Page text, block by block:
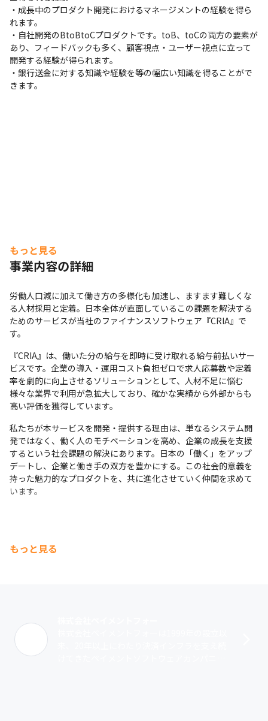
・成長中のプロダクト開発におけるマネージメントの経験を得ら
れます。
・自社開発のBtoBtoCプロダクトです。toB、toCの両方の要素が
あり、フィードバックも多く、顧客視点・ユーザー視点に立って
開発する経験が得られます。
・銀行送金に対する知識や経験を等の幅広い知識を得ることがで
きます。
もっと見る
事業内容の詳細
労働人口減に加えて働き方の多様化も加速し、ますます難しくな
る人材採用と定着。日本全体が直面しているこの課題を解決する
ためのサービスが当社のファイナンスソフトウェア『CRIA』で
す。
『CRIA』は、働いた分の給与を即時に受け取れる給与前払いサー
ビスです。企業の導入・運用コスト負担ゼロで求人応募数や定着
率を劇的に向上させるソリューションとして、人材不足に悩む
様々な業界で利用が急拡大しており、確かな実績から外部からも
高い評価を獲得しています。
私たちが本サービスを開発・提供する理由は、単なるシステム開
発ではなく、働く人のモチベーションを高め、企業の成長を支援
するという社会課題の解決にあります。日本の「働く」をアップ
デートし、企業と働き手の双方を豊かにする。この社会的意義を
持った魅力的なプロダクトを、共に進化させていく仲間を求めて
います。
もっと見る